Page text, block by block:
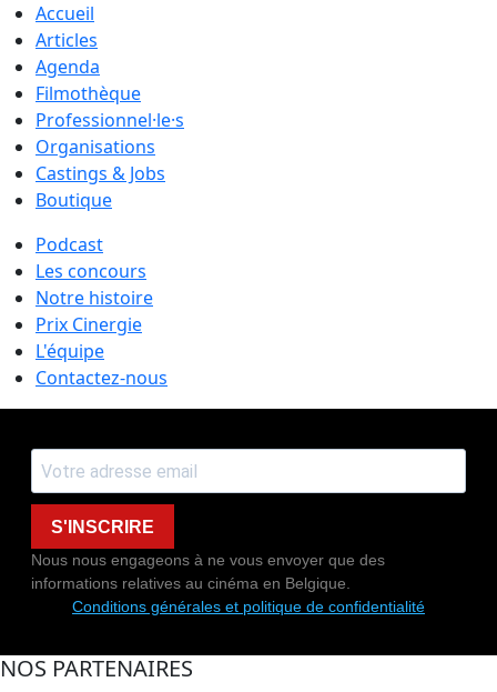
Accueil
Articles
Agenda
Filmothèque
Professionnel·le·s
Organisations
Castings & Jobs
Boutique
Podcast
Les concours
Notre histoire
Prix Cinergie
L'équipe
Contactez-nous
S'INSCRIRE
Nous nous engageons à ne vous envoyer que des
informations relatives au cinéma en Belgique.
Conditions générales et politique de confidentialité
NOS PARTENAIRES